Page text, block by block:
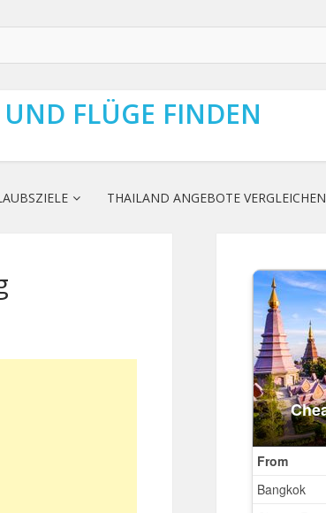
FLÜGE FINDEN
THAILAND ANGEBOTE VERGLEICHEN